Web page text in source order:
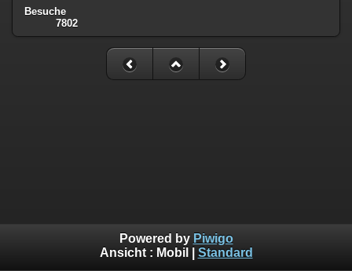
Besuche
7802
Powered by Piwigo
Ansicht : Mobil Standard